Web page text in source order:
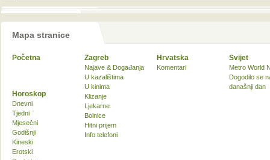
Mapa stranice
Početna Zagreb
Najave & Događanja
U kazalištima
U kinima
Klizanje
Ljekarne
Bolnice
Hitni prijem
Info telefoni
Hrvatska
Komentari
Svijet
Metro World
Dogodilo se
današnji dan
Horoskop
Dnevni
Tjedni
Mjesečni
Godišnji
Kineski
Erotski